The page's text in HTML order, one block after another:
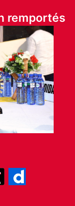
remportés